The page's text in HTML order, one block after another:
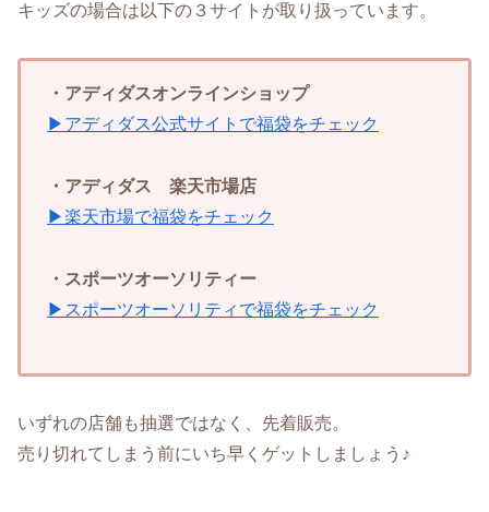
キッズの場合は以下の３サイトが取り扱っています。
・アディダスオンラインショップ
▶アディダス公式サイトで福袋をチェック
・アディダス 楽天市場店
▶楽天市場で福袋をチェック
・スポーツオーソリティー
▶スポーツオーソリティで福袋をチェック
いずれの店舗も抽選ではなく、先着販売。
売り切れてしまう前にいち早くゲットしましょう♪